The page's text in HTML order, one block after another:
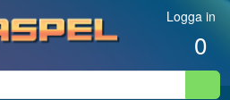
Logga in
0